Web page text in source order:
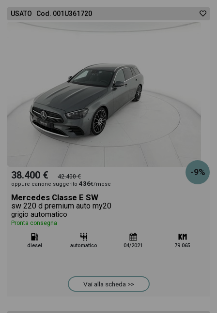
USATO Cod. 001U361720
-9%
38.400 € 42.400 €
oppure canone suggerito 436€/mese
Mercedes Classe E SW
sw 220 d premium auto my20
grigio automatico
Pronta consegna
diesel automatico 04/2021 79.065
Vai alla scheda >>